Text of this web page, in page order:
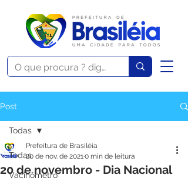
Post
Todas
Vacinômetro
Todas
20 de novembro - Dia Nacional
Prefeitura de Brasiléia
20 de nov. de 20210 min de leitura